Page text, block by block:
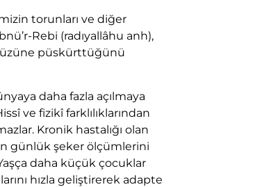
torunları ve diğer
Rebi (radıyallâhu anh),
püskürttüğünü
daha fazla açılmaya
ve fizikî farklılıklarından
Kronik hastalığı olan
günlük şeker ölçümlerini
daha küçük çocuklar
hızla geliştirerek adapte